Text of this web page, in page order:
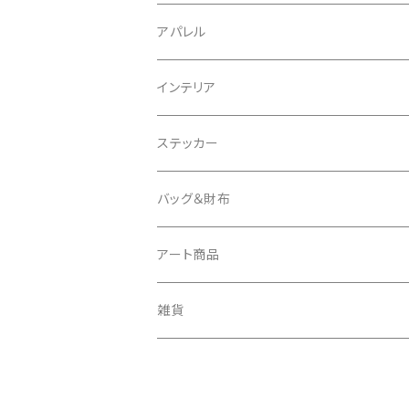
アパレル
スウェット
Tシャツ
インテリア
クッションカバー
タオル
キーケース
バッグチャーム
ステッカー
バッグ＆財布
バッグ
財布
アート商品
キャンバス
雑貨